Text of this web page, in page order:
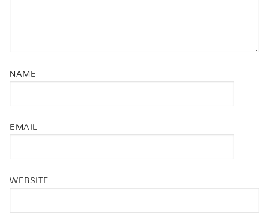
NAME
EMAIL
WEBSITE